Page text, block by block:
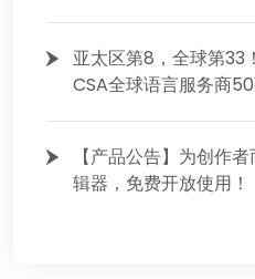
亚太区第8，全球第33
CSA全球语言服务商
【产品公告】为创作
辑器，免费开放使用！